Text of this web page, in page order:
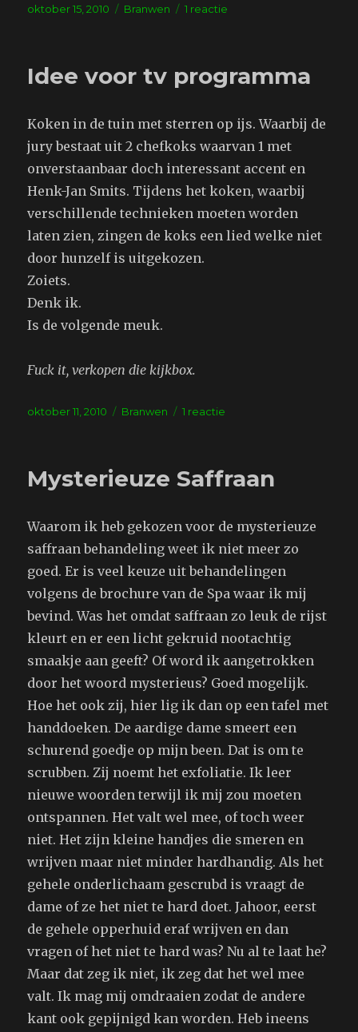
Geplaatst
oktober 15, 2010 Tags
Branwen 1 reactie
Idee voor tv programma
Koken in de tuin met sterren op ijs. Waarbij de
jury bestaat uit 2 chefkoks waarvan 1 met
onverstaanbaar doch interessant accent en
Henk-Jan Smits. Tijdens het koken, waarbij
verschillende technieken moeten worden
laten zien, zingen de koks een lied welke niet
door hunzelf is uitgekozen.
Zoiets.
Denk ik.
Is de volgende meuk.
Fuck it, verkopen die kijkbox.
Geplaatst
oktober 11, 2010 Tags
Branwen 1 reactie
programma
Mysterieuze Saffraan
Waarom ik heb gekozen voor de mysterieuze
saffraan behandeling weet ik niet meer zo
goed. Er is veel keuze uit behandelingen
volgens de brochure van de Spa waar ik mij
bevind. Was het omdat saffraan zo leuk de rijst
kleurt en er een licht gekruid nootachtig
smaakje aan geeft? Of word ik aangetrokken
door het woord mysterieus? Goed mogelijk.
Hoe het ook zij, hier lig ik dan op een tafel met
handdoeken. De aardige dame smeert een
schurend goedje op mijn been. Dat is om te
scrubben. Zij noemt het exfoliatie. Ik leer
nieuwe woorden terwijl ik mij zou moeten
ontspannen. Het valt wel mee, of toch weer
niet. Het zijn kleine handjes die smeren en
wrijven maar niet minder hardhandig. Als het
gehele onderlichaam gescrubd is vraagt de
dame of ze het niet te hard doet. Jahoor, eerst
de gehele opperhuid eraf wrijven en dan
vragen of het niet te hard was? Nu al te laat he?
Maar dat zeg ik niet, ik zeg dat het wel mee
valt. Ik mag mij omdraaien zodat de andere
kant ook gepijnigd kan worden. Heb ineens